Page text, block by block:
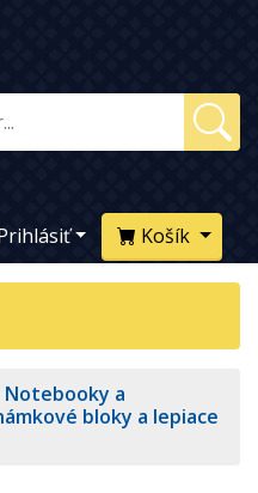
Košík
Notebooky a
bloky a lepiace